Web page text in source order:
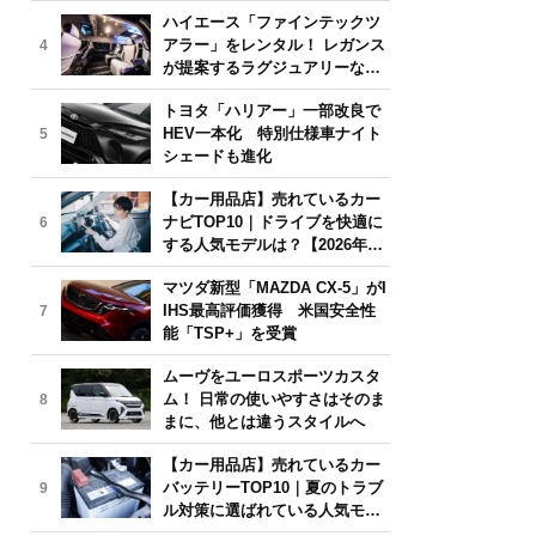
4
ハイエース「ファインテックツ
アラー」をレンタル！ レガンス
が提案するラグジュアリーな移
動体験
5
トヨタ「ハリアー」一部改良で
HEV一本化 特別仕様車ナイト
シェードも進化
6
【カー用品店】売れているカー
ナビTOP10｜ドライブを快適に
する人気モデルは？【2026年6
月版】
7
マツダ新型「MAZDA CX-5」がI
IHS最高評価獲得 米国安全性
能「TSP+」を受賞
8
ムーヴをユーロスポーツカスタ
ム！ 日常の使いやすさはそのま
まに、他とは違うスタイルへ
9
【カー用品店】売れているカー
バッテリーTOP10｜夏のトラブ
ル対策に選ばれている人気モデ